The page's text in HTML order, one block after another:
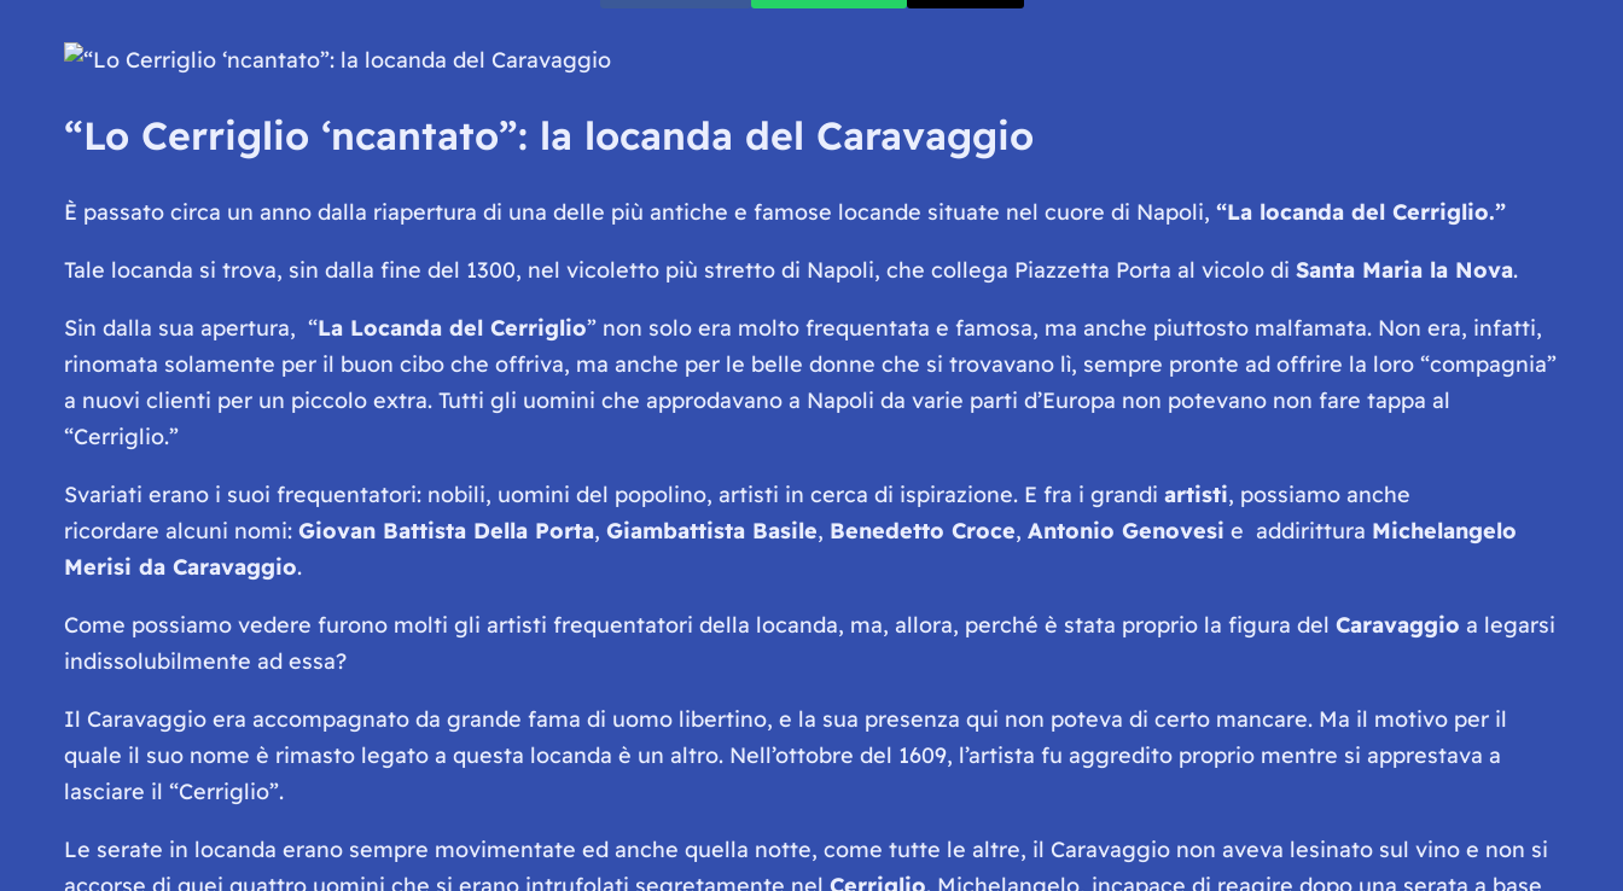
“Lo Cerriglio ‘ncantato”: la locanda del Caravaggio
È passato circa un anno dalla riapertura di una delle più antiche e famose locande situate nel cuore di Napoli, “La locanda del Cerriglio.”
Tale locanda si trova, sin dalla fine del 1300, nel vicoletto più stretto di Napoli, che collega Piazzetta Porta al vicolo di Santa Maria la Nova.
Sin dalla sua apertura, “La Locanda del Cerriglio” non solo era molto frequentata e famosa, ma anche piuttosto malfamata. Non era, infatti,
rinomata solamente per il buon cibo che offriva, ma anche per le belle donne che si trovavano lì, sempre pronte ad offrire la loro “compagnia”
a nuovi clienti per un piccolo extra. Tutti gli uomini che approdavano a Napoli da varie parti d’Europa non potevano non fare tappa al
“Cerriglio.”
Svariati erano i suoi frequentatori: nobili, uomini del popolino, artisti in cerca di ispirazione. E fra i grandi artisti, possiamo anche
ricordare alcuni nomi: Giovan Battista Della Porta, Giambattista Basile, Benedetto Croce, Antonio Genovesi e addirittura Michelangelo
Merisi da Caravaggio.
Come possiamo vedere furono molti gli artisti frequentatori della locanda, ma, allora, perché è stata proprio la figura del Caravaggio a legarsi
indissolubilmente ad essa?
Il Caravaggio era accompagnato da grande fama di uomo libertino, e la sua presenza qui non poteva di certo mancare. Ma il motivo per il
quale il suo nome è rimasto legato a questa locanda è un altro. Nell’ottobre del 1609, l’artista fu aggredito proprio mentre si apprestava a
lasciare il “Cerriglio”.
Le serate in locanda erano sempre movimentate ed anche quella notte, come tutte le altre, il Caravaggio non aveva lesinato sul vino e non si
accorse di quei quattro uomini che si erano intrufolati segretamente nel Cerriglio. Michelangelo, incapace di reagire dopo una serata a base